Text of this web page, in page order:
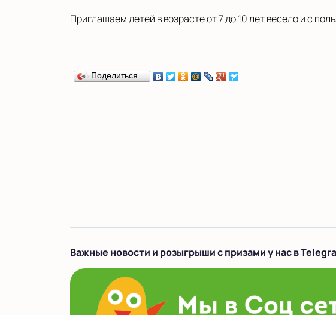
Приглашаем детей в возрасте от 7 до 10 лет весело и с
Поделиться…
Важные новости и розыгрыши с призами у нас в